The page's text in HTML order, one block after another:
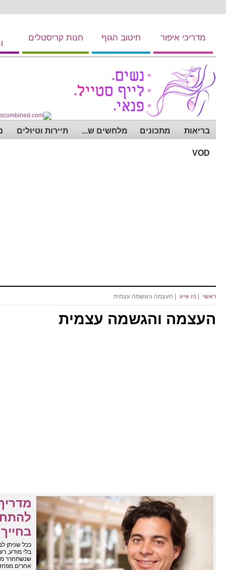
מדריכי איפור חיטוב הגוף חנות קריסטלים
בריאות מתכונים מלחשים ש... תיירות וטיולים
VOD
ראשי ניו אייג | העצמה והגשמה עצמית
העצמה והגשמה עצמית
בחייך
ככל שניתן
בלי מודע,
שנשתחרר
אחרים